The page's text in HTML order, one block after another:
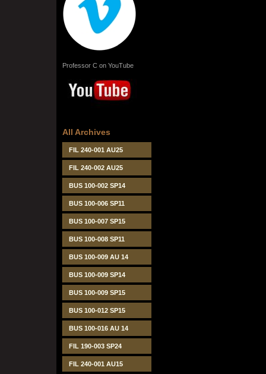
Professor C on YouTube
All Archives
FIL 240-001 AU25
FIL 240-002 AU25
BUS 100-002 SP14
BUS 100-006 SP11
BUS 100-007 SP15
BUS 100-008 SP11
BUS 100-009 AU 14
BUS 100-009 SP14
BUS 100-009 SP15
BUS 100-012 SP15
BUS 100-016 AU 14
FIL 190-003 SP24
FIL 240-001 AU15